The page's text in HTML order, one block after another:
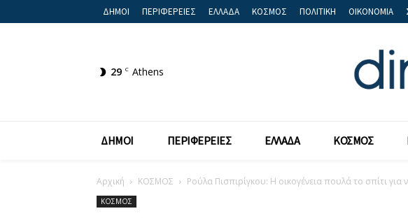
ΔΗΜΟΙ ΠΕΡΙΦΕΡΕΙΕΣ ΕΛΛΑΔΑ ΚΟΣΜΟΣ ΠΟΛΙΤΙΚΗ ΟΙΚΟΝΟΜΙΑ
29 C Athens
ΔΗΜΟΙ ΠΕΡΙΦΕΡΕΙΕΣ ΕΛΛΑΔΑ ΚΟΣΜΟΣ
Αρχική ΚΟΣΜΟΣ Ρούλα Πισπιρίγκου: Η οικογένεια πουλά το σπίτι για
ΚΟΣΜΟΣ